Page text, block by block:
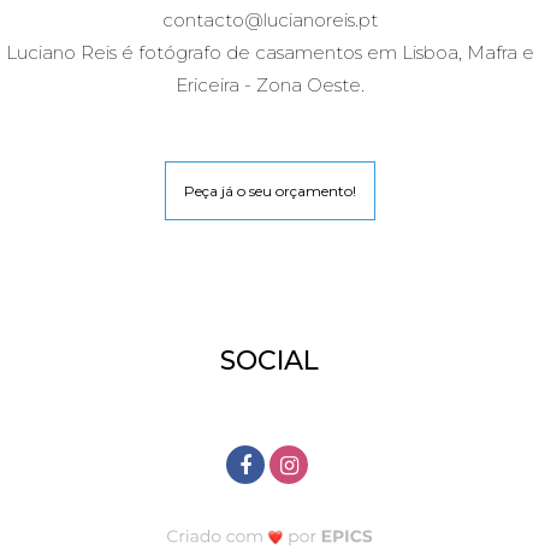
contacto@lucianoreis.pt
Luciano Reis é fotógrafo de casamentos em Lisboa, Mafra e
Ericeira - Zona Oeste.
Peça já o seu orçamento!
SOCIAL